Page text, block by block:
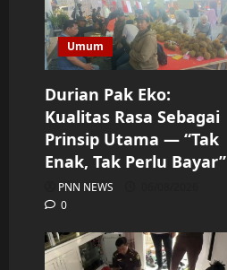
Umum
Durian Pak Eko:
Kualitas Rasa Sebagai
Prinsip Utama — “Tak
Enak, Tak Perlu Bayar”
PNN NEWS
0